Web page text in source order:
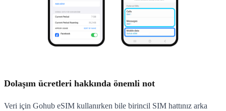
Dolaşım ücretleri hakkında önemli not
Veri için Gohub eSIM kullanırken bile birincil SIM hattınız arka